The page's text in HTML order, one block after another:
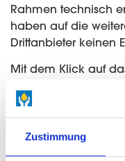
Zustimmung
Rahmen technisch
haben auf die
Drittanbieter keinen
Mit dem Klick auf
nachzuladen. Die
Ihrer Einwilligung,
über einen Klick